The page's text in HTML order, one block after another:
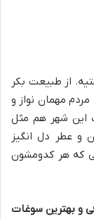
از طبیعت بکر
مهمان نواز و
این شهر هم مثل
و عطر دل انگیز
که هر کدومشون
و بهترین سوغات